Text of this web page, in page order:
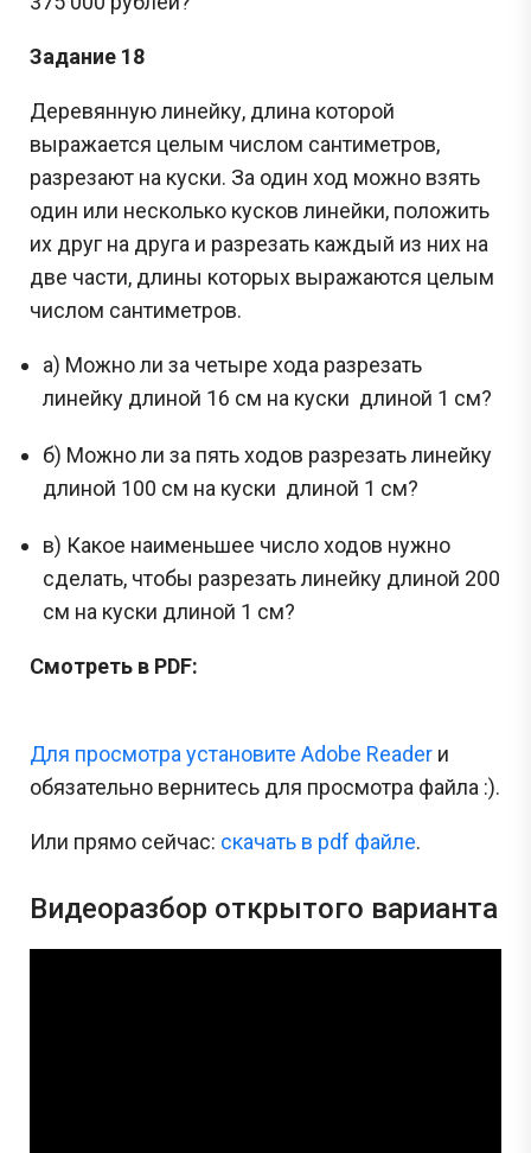
Задание 18
Деревянную линейку, длина которой
выражается целым числом сантиметров,
разрезают на куски. За один ход можно взять
один или несколько кусков линейки, положить
их друг на друга и разрезать каждый из них на
две части, длины которых выражаются целым
числом сантиметров.
а) Можно ли за четыре хода разрезать
линейку длиной 16 см на куски длиной 1 см?
б) Можно ли за пять ходов разрезать линейку
длиной 100 см на куски длиной 1 см?
в) Какое наименьшее число ходов нужно
сделать, чтобы разрезать линейку длиной 200
см на куски длиной 1 см?
Смотреть в PDF:
Для просмотра установите Adobe Reader и
обязательно вернитесь для просмотра файла :).
Или прямо сейчас: cкачать в pdf файле.
Видеоразбор открытого варианта